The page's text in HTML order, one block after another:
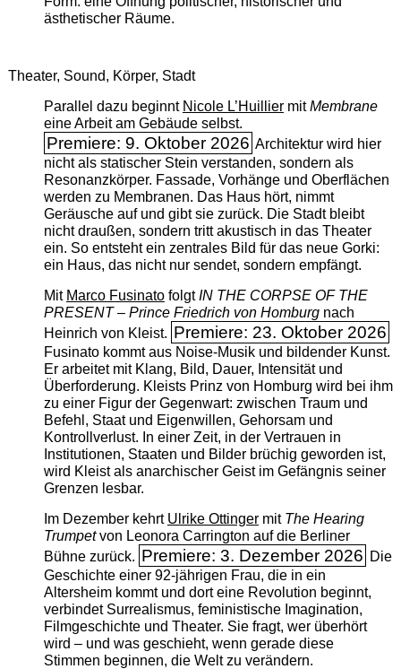
ästhetischer Räume.
Theater, Sound, Körper, Stadt
Parallel dazu beginnt Nicole L’Huilliermit ­Membrane
eine Arbeit am Gebäude selbst.
Premiere: 9. Oktober 2026 Architektur wird hier
nicht als statischer Stein verstanden, sondern als
Resonanzkörper. Fassade, Vorhänge und Oberflächen
werden zu Membranen. Das Haus hört, nimmt
Geräusche auf und gibt sie zurück. Die Stadt bleibt
nicht draußen, sondern tritt akustisch in das Theater
ein. So entsteht ein zentrales Bild für das neue Gorki:
ein Haus, das nicht nur sendet, sondern empfängt.
Mit Marco FusinatofolgtIN THE CORPSE OF THE
PRESENT – Prince Friedrich von Homburgnach
Heinrich von Kleist. Premiere: 23. Oktober 2026
Fusinato kommt aus Noise-Musik und bildender Kunst.
Er arbeitet mit Klang, Bild, Dauer, Intensität und
Überforderung. Kleists Prinz von Homburg wird bei ihm
zu einer Figur der Gegenwart: zwischen Traum und
Befehl, Staat und Eigenwillen, Gehorsam und
Kontrollverlust. In einer Zeit, in der Vertrauen in
Institutionen, Staaten und Bilder brüchig geworden ist,
wird Kleist als anarchischer Geist im Gefängnis seiner
Grenzen lesbar.
Im Dezember kehrt Ulrike Ottingermit The ­Hearing
Trumpetvon Leonora Carrington auf die Berliner
Bühne zurück. Premiere: 3. Dezember 2026 Die
Geschichte einer 92-jährigen Frau, die in ein
Altersheim kommt und dort eine Revolution beginnt,
verbindet Surrealismus, feministische Imagination,
Filmgeschichte und Theater. Sie fragt, wer überhört
wird – und was geschieht, wenn gerade diese
Stimmen beginnen, die Welt zu verändern.